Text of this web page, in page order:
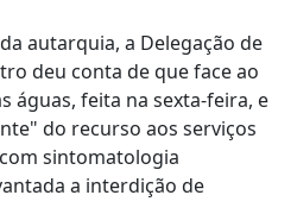
autarquia, a Delegação de
deu conta de que face ao
águas, feita na sexta-feira, e
do recurso aos serviços
sintomatologia
a interdição de